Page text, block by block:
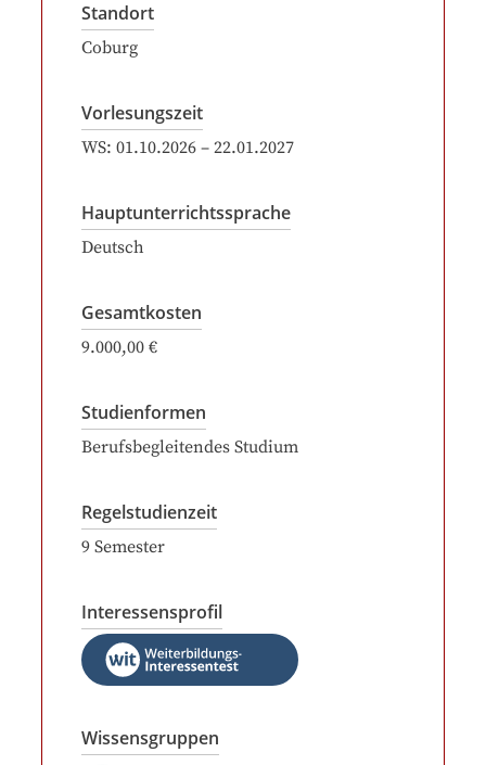
Standort
Coburg
Vorlesungszeit
WS: 01.10.2026 – 22.01.2027
Hauptunterrichtssprache
Deutsch
Gesamtkosten
9.000,00 €
Studienformen
Berufsbegleitendes Studium
Regelstudienzeit
9 Semester
Interessensprofil
Wissensgruppen